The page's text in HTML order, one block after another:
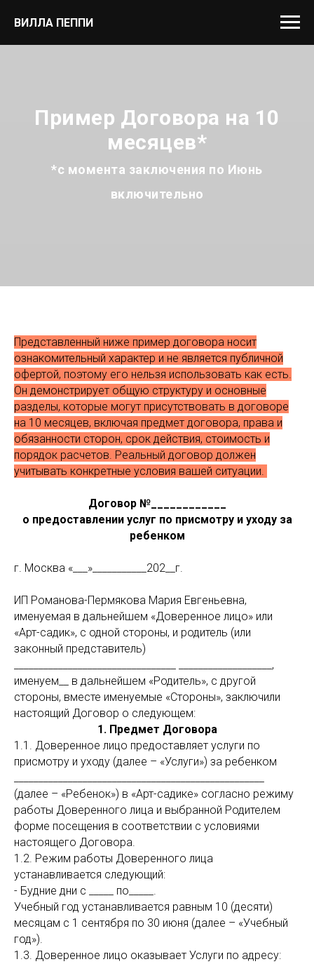
ВИЛЛА ПЕППИ
Пример Договора на 10
месяцев*
*с момента заключения по Июнь
включительно
Представленный ниже пример договора носит
ознакомительный характер и не является публичной
офертой, поэтому его нельзя использовать как есть.
Он демонстрирует общую структуру и основные
разделы, которые могут присутствовать в договоре
на 10 месяцев, включая предмет договора, права и
обязанности сторон, срок действия, стоимость и
порядок расчетов. Реальный договор должен
учитывать конкретные условия вашей ситуации.
Договор №____________
о предоставлении услуг по присмотру и уходу за
ребенком
г. Москва «___»___________202__г.
ИП Романова-Пермякова Мария Евгеньевна,
именуемая в дальнейшем «Доверенное лицо» или
«Арт-садик», с одной стороны, и родитель (или
законный представитель)
_________________________________ ___________________,
именуем__ в дальнейшем «Родитель», с другой
стороны, вместе именуемые «Стороны», заключили
настоящий Договор о следующем:
1. Предмет Договора
1.1. Доверенное лицо предоставляет услуги по
присмотру и уходу (далее – «Услуги») за ребенком
(далее – «Ребенок») в «Арт-садике» согласно режиму
работы Доверенного лица и выбранной Родителем
форме посещения в соответствии с условиями
настоящего Договора.
1.2. Режим работы Доверенного лица
устанавливается следующий:
- Будние дни с _____ по_____.
Учебный год устанавливается равным 10 (десяти)
месяцам с 1 сентября по 30 июня (далее – «Учебный
год»).
1.3. Доверенное лицо оказывает Услуги по адресу: